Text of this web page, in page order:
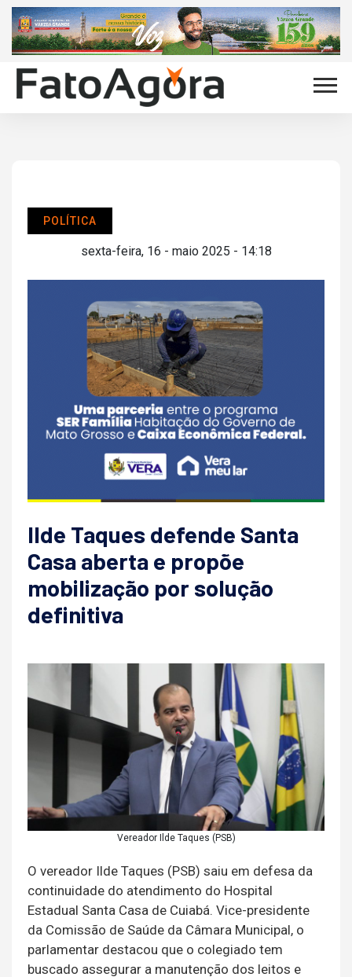
POLÍTICA
sexta-feira, 16 - maio 2025 - 14:18
Ilde Taques defende Santa
Casa aberta e propõe
mobilização por solução
definitiva
Vereador Ilde Taques (PSB)
O vereador Ilde Taques (PSB) saiu em defesa da
continuidade do atendimento do Hospital
Estadual Santa Casa de Cuiabá. Vice-presidente
da Comissão de Saúde da Câmara Municipal, o
parlamentar destacou que o colegiado tem
buscado assegurar a manutenção dos leitos e